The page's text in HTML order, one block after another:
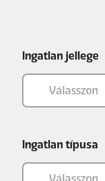
Ingatlan jellege
Ingatlan típusa